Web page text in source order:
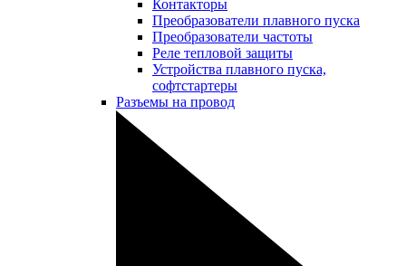
Контакторы
Преобразователи плавного пуска
Преобразователи частоты
Реле тепловой защиты
Устройства плавного пуска,
софтстартеры
Разъемы на провод